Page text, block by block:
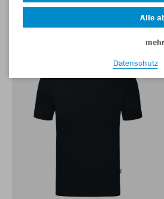
16Alle
Datenschutz